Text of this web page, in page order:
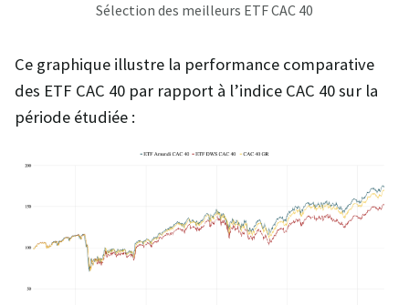
Sélection des meilleurs ETF CAC 40
Ce graphique illustre la performance comparative
des ETF CAC 40 par rapport à l’indice CAC 40 sur la
période étudiée :